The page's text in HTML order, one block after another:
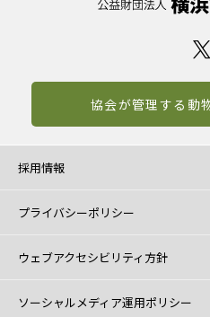
協会が管理する動
採用情報
プライバシーポリシー
ウェブアクセシビリティ方針
ソーシャルメディア運用ポリシー